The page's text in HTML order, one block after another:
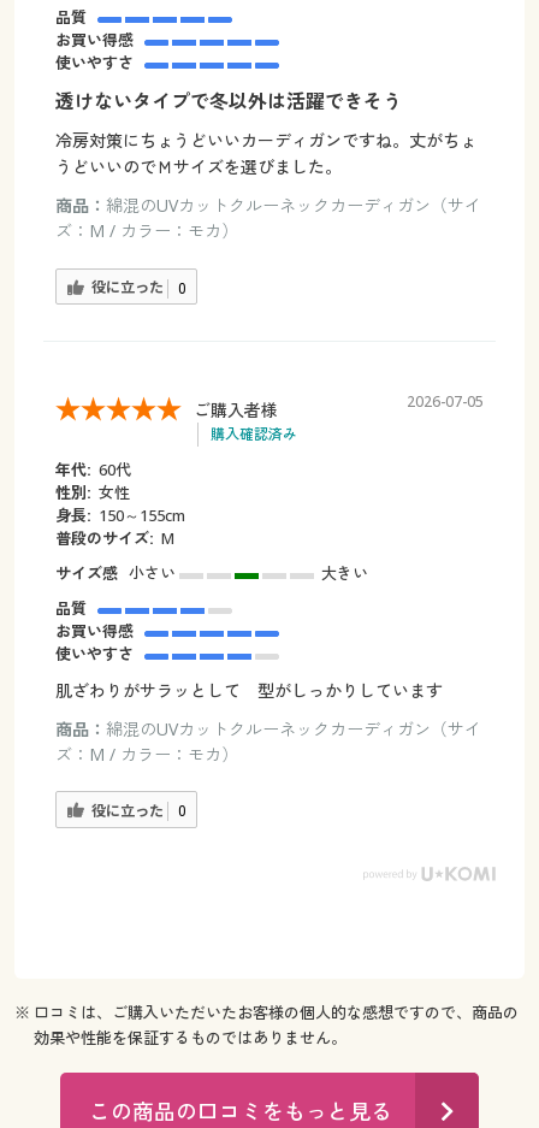
品質
お買い得感
使いやすさ
透けないタイプで冬以外は活躍できそう
冷房対策にちょうどいいカーディガンですね。丈がちょ
うどいいのでＭサイズを選びました。
商品： 綿混のUVカットクルーネックカーディガン（サイ
ズ：M / カラー：モカ）
役に立った 0
ご購入者様
購入確認済み
2026-07-05
年代: 60代
性別: 女性
身長: 150～155cm
普段のサイズ: M
サイズ感 小さい
大きい
品質
お買い得感
使いやすさ
肌ざわりがサラッとして 型がしっかりしています
商品： 綿混のUVカットクルーネックカーディガン（サイ
ズ：M / カラー：モカ）
役に立った 0
※ 口コミは、ご購入いただいたお客様の個人的な感想ですので、商品の
効果や性能を保証するものではありません。
この商品の口コミをもっと見る